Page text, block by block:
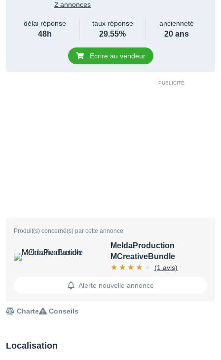
Localisation
2 annonces
délai réponse
48h
taux réponse
29.55%
ancienneté
20 ans
Ecrire au vendeur
Produit(s) concerné(s) par cette annonce
MeldaProduction
MCreativeBundle
(1 avis)
Alerte nouvelle annonce
Charte Conseils